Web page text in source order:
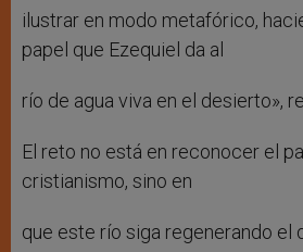
ilustrar en modo metafórico,
papel que Ezequiel da al
río de agua viva en el desierto»,
El reto no está en reconocer el
cristianismo, sino en
que este río siga regenerando el